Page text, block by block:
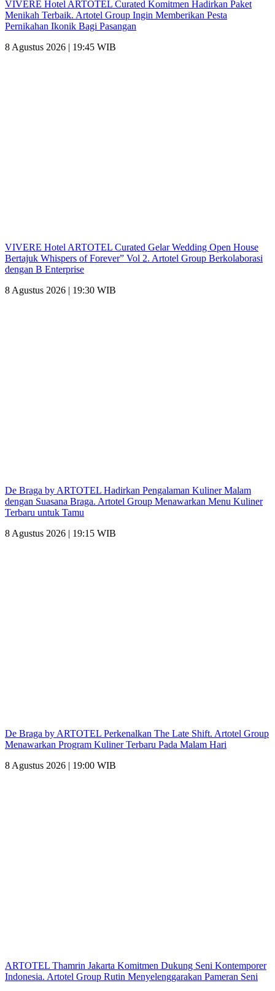
VIVERE Hotel ARTOTEL Curated Komitmen Hadirkan Paket
Menikah Terbaik. Artotel Group Ingin Memberikan Pesta
Pernikahan Ikonik Bagi Pasangan
8 Agustus 2026 | 19:45 WIB
VIVERE Hotel ARTOTEL Curated Gelar Wedding Open House
Bertajuk Whispers of Forever” Vol 2. Artotel Group Berkolaborasi
dengan B Enterprise
8 Agustus 2026 | 19:30 WIB
De Braga by ARTOTEL Hadirkan Pengalaman Kuliner Malam
dengan Suasana Braga. Artotel Group Menawarkan Menu Kuliner
Terbaru untuk Tamu
8 Agustus 2026 | 19:15 WIB
De Braga by ARTOTEL Perkenalkan The Late Shift. Artotel Group
Menawarkan Program Kuliner Terbaru Pada Malam Hari
8 Agustus 2026 | 19:00 WIB
ARTOTEL Thamrin Jakarta Komitmen Dukung Seni Kontemporer
Indonesia. Artotel Group Rutin Menyelenggarakan Pameran Seni